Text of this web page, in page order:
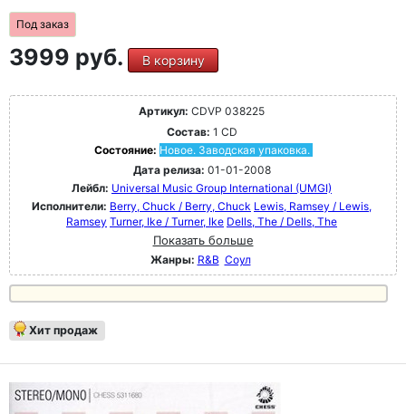
Под заказ
3999 руб. В корзину
Артикул: CDVP 038225
Состав: 1 CD
Состояние: Новое. Заводская упаковка.
Дата релиза: 01-01-2008
Лейбл: Universal Music Group International (UMGI)
Исполнители: Berry, Chuck / Berry, Chuck Lewis, Ramsey / Lewis,
Ramsey Turner, Ike / Turner, Ike Dells, The / Dells, The
Показать больше
Жанры: R&B Соул
Хит продаж